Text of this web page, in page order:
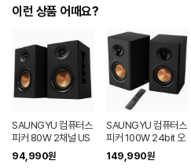
이런 상품 어때요?
SAUNGYU 컴퓨터스
피커 80W 2채널 US
B DAC 옵티컬 유선 연
결 블루투스 스피커
94,990원
SAUNGYU 컴퓨터스
피커 100W 24bit 오
디오 2채널 PC 유선
블루투스 연결
149,990원